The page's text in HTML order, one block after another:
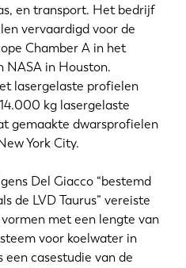
en transport. Het bedrijf
vervaardigd voor de
Chamber A in het
NASA in Houston.
lasergelaste profielen
kg lasergelaste
gemaakte dwarsprofielen
York City.
Del Giacco “bestemd
de LVD Taurus” vereiste
met een lengte van
voor koelwater in
een casestudie van de